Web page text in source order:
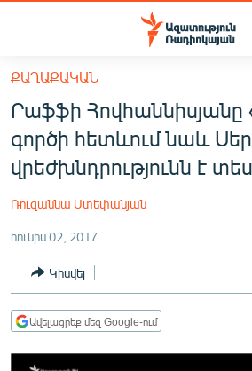
Մատչելիության
հիմնական
բովանդակությանը
հիմնական
մենյուին
ՀԱՅԱՍՏԱՆ
ՔԱՂԱՔԱԿԱՆ
ՏՆՏԵՍՈՒԹՅՈՒՆ
ՂԱՐԱԲԱՂ
ՔԱՂԱՔԱԿԱՆ
Րաֆֆի Հովհաննիսյանը
գործի հետևում նաև
վրեժխնդրությունն է
Ռուզաննա Ստեփանյան
հունիս 02, 2017
Կիսվել
Ավելացրեք մեզ Google-ում